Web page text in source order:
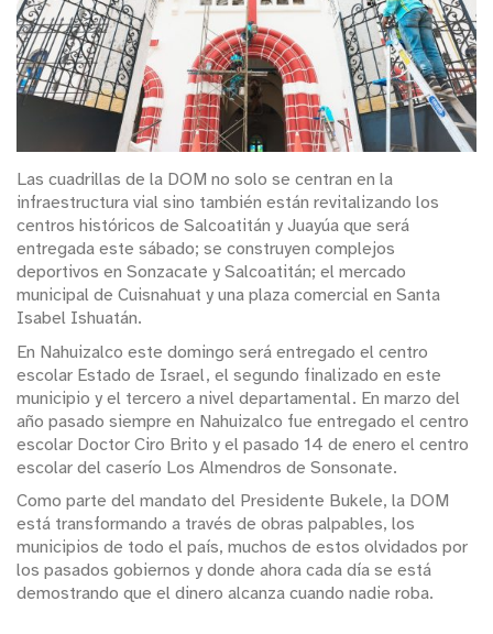
Las cuadrillas de la DOM no solo se centran en la
infraestructura vial sino también están revitalizando los
centros históricos de Salcoatitán y Juayúa que será
entregada este sábado; se construyen complejos
deportivos en Sonzacate y Salcoatitán; el mercado
municipal de Cuisnahuat y una plaza comercial en Santa
Isabel Ishuatán.
En Nahuizalco este domingo será entregado el centro
escolar Estado de Israel, el segundo finalizado en este
municipio y el tercero a nivel departamental. En marzo del
año pasado siempre en Nahuizalco fue entregado el centro
escolar Doctor Ciro Brito y el pasado 14 de enero el centro
escolar del caserío Los Almendros de Sonsonate.
Como parte del mandato del Presidente Bukele, la DOM
está transformando a través de obras palpables, los
municipios de todo el país, muchos de estos olvidados por
los pasados gobiernos y donde ahora cada día se está
demostrando que el dinero alcanza cuando nadie roba.